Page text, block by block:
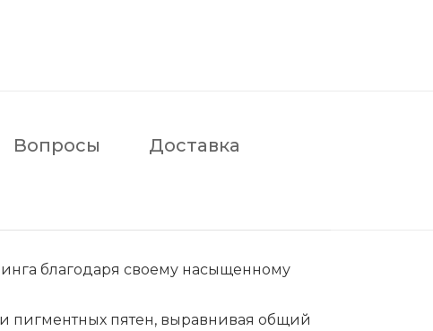
Вопросы Доставка
благодаря своему насыщенному
пигментных пятен, выравнивая общий